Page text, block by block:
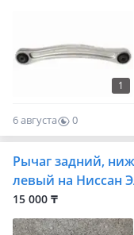
1
6 августа
0
0
Рычаг задний,
левый на Ниссан
15 000 ₸